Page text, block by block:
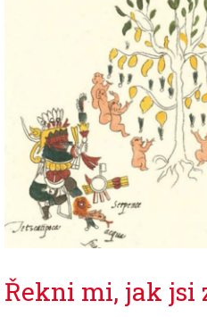
Řekni mi, jak jsi